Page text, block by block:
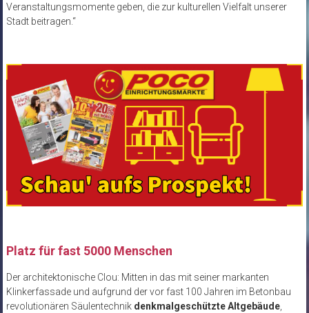
Veranstaltungsmomente geben, die zur kulturellen Vielfalt unserer
Stadt beitragen.“
Platz für fast 5000 Menschen
Der architektonische Clou: Mitten in das mit seiner markanten
Klinkerfassade und aufgrund der vor fast 100 Jahren im Betonbau
revolutionären Säulentechnik denkmalgeschützte Altgebäude,